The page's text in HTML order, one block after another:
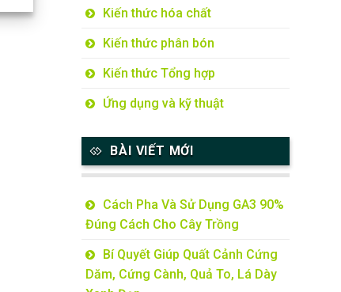
Kiến thức hóa chất
Kiến thức phân bón
Kiến thức Tổng hợp
Ứng dụng và kỹ thuật
BÀI VIẾT MỚI
Cách Pha Và Sử Dụng GA3 90%
Đúng Cách Cho Cây Trồng
Bí Quyết Giúp Quất Cảnh Cứng
Dăm, Cứng Cành, Quả To, Lá Dày